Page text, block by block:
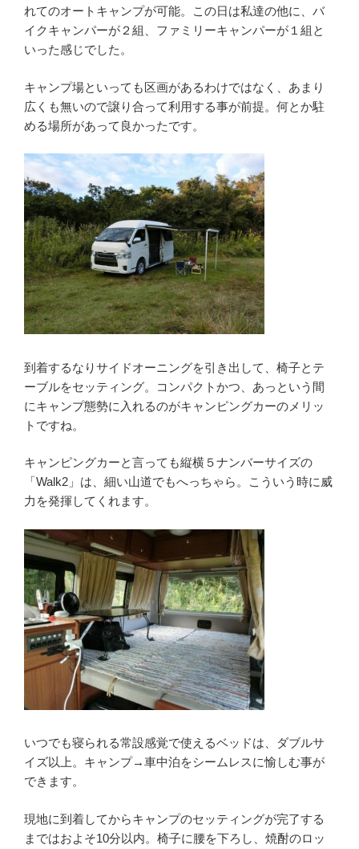
れてのオートキャンプが可能。この日は私達の他に、バ
イクキャンパーが２組、ファミリーキャンパーが１組と
いった感じでした。
キャンプ場といっても区画があるわけではなく、あまり
広くも無いので譲り合って利用する事が前提。何とか駐
める場所があって良かったです。
到着するなりサイドオーニングを引き出して、椅子とテ
ーブルをセッティング。コンパクトかつ、あっという間
にキャンプ態勢に入れるのがキャンピングカーのメリッ
トですね。
キャンピングカーと言っても縦横５ナンバーサイズの
「Walk2」は、細い山道でもへっちゃら。こういう時に威
力を発揮してくれます。
いつでも寝られる常設感覚で使えるベッドは、ダブルサ
イズ以上。キャンプ→車中泊をシームレスに愉しむ事が
できます。
現地に到着してからキャンプのセッティングが完了する
まではおよそ10分以内。椅子に腰を下ろし、焼酎のロッ